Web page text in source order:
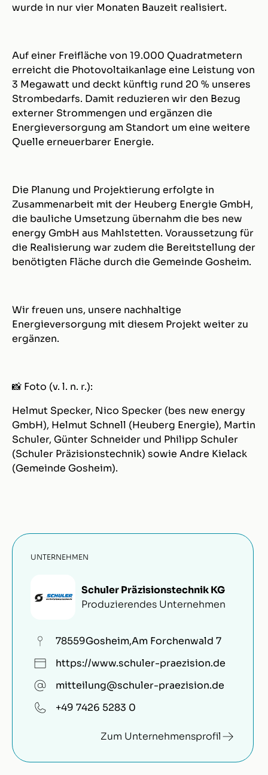
wurde in nur vier Monaten Bauzeit realisiert.
Auf einer Freifläche von 19.000 Quadratmetern
erreicht die Photovoltaikanlage eine Leistung von
3 Megawatt und deckt künftig rund 20 % unseres
Strombedarfs. Damit reduzieren wir den Bezug
externer Strommengen und ergänzen die
Energieversorgung am Standort um eine weitere
Quelle erneuerbarer Energie.
Die Planung und Projektierung erfolgte in
Zusammenarbeit mit der Heuberg Energie GmbH,
die bauliche Umsetzung übernahm die bes new
energy GmbH aus Mahlstetten. Voraussetzung für
die Realisierung war zudem die Bereitstellung der
benötigten Fläche durch die Gemeinde Gosheim.
Wir freuen uns, unsere nachhaltige
Energieversorgung mit diesem Projekt weiter zu
ergänzen.
📸 Foto (v. l. n. r.):
Helmut Specker, Nico Specker (bes new energy
GmbH), Helmut Schnell (Heuberg Energie), Martin
Schuler, Günter Schneider und Philipp Schuler
(Schuler Präzisionstechnik) sowie Andre Kielack
(Gemeinde Gosheim).
UNTERNEHMEN
Schuler Präzisionstechnik KG
Produzierendes Unternehmen
78559Gosheim,Am Forchenwald 7
https://www.schuler-praezision.de
mitteilung@schuler-praezision.de
+49 7426 5283 0
Zum Unternehmensprofil